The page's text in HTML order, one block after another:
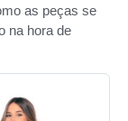
as peças se
na hora de